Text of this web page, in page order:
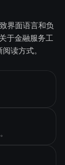
界面语言和负
于金融服务工
读方式。